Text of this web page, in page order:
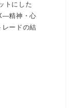
トにした
精神・心
レードの結